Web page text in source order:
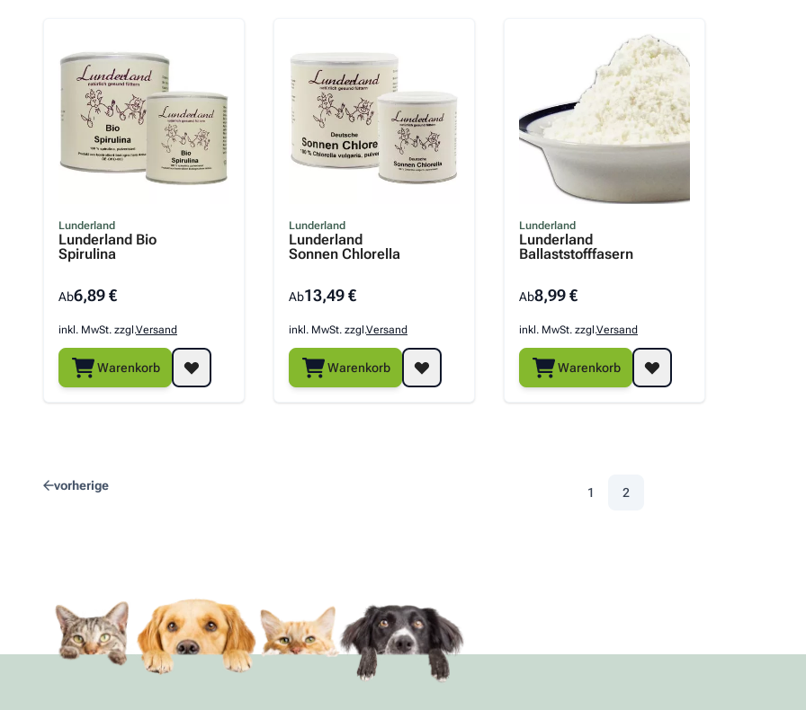
Lunderland
Lunderland Bio
Spirulina
Ab6,89 €
inkl. MwSt. zzgl.Versand
Warenkorb
Lunderland
Lunderland
Sonnen Chlorella
Ab13,49 €
inkl. MwSt. zzgl.Versand
Warenkorb
Lunderland
Lunderland
Ballaststofffasern
Ab8,99 €
inkl. MwSt. zzgl.Versand
Warenkorb
vorherige
Seite
1
Sie lesen gerade die Seite
2